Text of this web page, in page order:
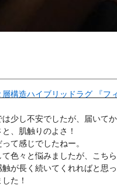
層構造ハイブリッドラグ 『
少し不安でしたが、届いて
、肌触りのよさ！
て感じでしたねー。
色々と悩みましたが、こち
が長く続いてくれればと思っ
た！